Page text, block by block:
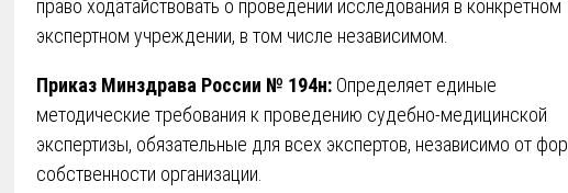
право ходатайствовать о проведении исследования в конкретном
экспертном учреждении, в том числе независимом.
Приказ Минздрава России № 194н: Определяет единые
методические требования к проведению судебно-медицинской
экспертизы, обязательные для всех экспертов, независимо от
собственности организации.